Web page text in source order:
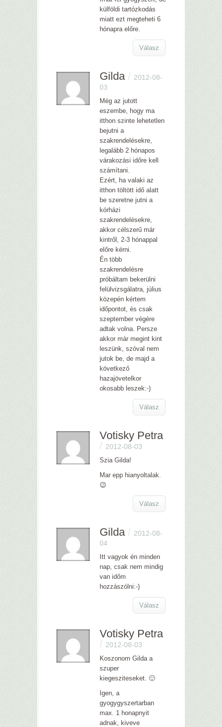
külföldi tartózkodás
miatt ezt megteheti 6
hónapra előre.
Válasz
Gilda / 2012-08-
03
Még az jutott
eszembe, hogy ma
itthon szinte lehetetlen
bejutni a
szakrendelésekre,
legalább 2 hónapos
várakozási időre kell
számítani.
Ezért, ha valaki az
itthon töltött idő alatt
be szeretne jutni a
kórházi
szakrendelésekre,
akkor célszerű már
kintről, 2-3 hónappal
előre kérni.
Én több
szakrendelésre
próbáltam bekerülni
felülvizsgálatra, július
közepén kértem
időpontot, és csak
szeptember végére
adtak volna. Persze
akkor már megint kint
leszünk, szóval nem
jutok be, de majd a
következő
hazajövetelkor
okosabb leszek:-)
Válasz
Votisky Petra
/ 2012-08-03
Szia Gilda!
Mar epp hianyoltalak.
😉
Válasz
Gilda / 2012-08-
04
Itt vagyok én minden
nap, csak nem mindig
van időm
hozzászólni:-)
Válasz
Votisky Petra
/ 2012-08-03
Koszonom Gilda a
szuper
kiegesziteseket. 🙂
Igen, a
gyogygyszertarban
max. 1 honapnyit
adnak, kiveve